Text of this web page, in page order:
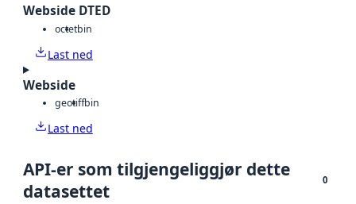
Webside DTED
octetbin
Last ned
Webside
geotiffbin
Last ned
API-er som tilgjengeliggjør dette
datasettet
0